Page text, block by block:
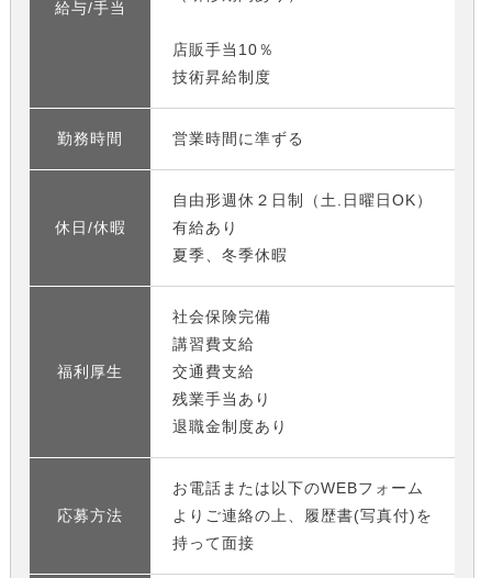
給与/手当
店販手当10％
技術昇給制度
勤務時間 営業時間に準ずる
休日/休暇
自由形週休２日制（土.日曜日OK）
有給あり
夏季、冬季休暇
福利厚生
社会保険完備
講習費支給
交通費支給
残業手当あり
退職金制度あり
応募方法
お電話または以下のWEBフォーム
よりご連絡の上、履歴書(写真付)を
持って面接